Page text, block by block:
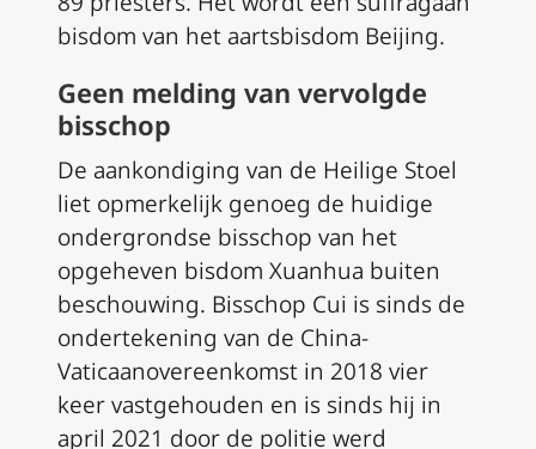
bisdom van het aartsbisdom Beijing.
Geen melding van vervolgde
bisschop
De aankondiging van de Heilige Stoel
liet opmerkelijk genoeg de huidige
ondergrondse bisschop van het
opgeheven bisdom Xuanhua buiten
beschouwing. Bisschop Cui is sinds de
ondertekening van de China-
Vaticaanovereenkomst in 2018 vier
keer vastgehouden en is sinds hij in
april 2021 door de politie werd